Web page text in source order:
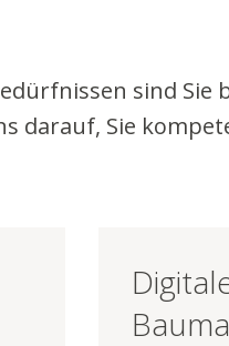
sind Sie
darauf, Sie